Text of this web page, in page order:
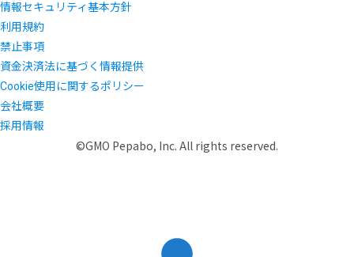
情報セキュリティ基本方針
利用規約
禁止事項
資金決済法に基づく情報提供
Cookie使用に関するポリシー
会社概要
採用情報
©GMO Pepabo, Inc. All rights reserved.